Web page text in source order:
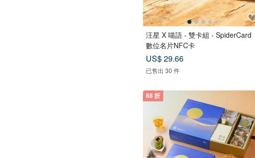
汪星 X 喵語 - 雙卡組 - SpiderCard
數位名片NFC卡
US$ 29.66
已售出 30 件
88 折